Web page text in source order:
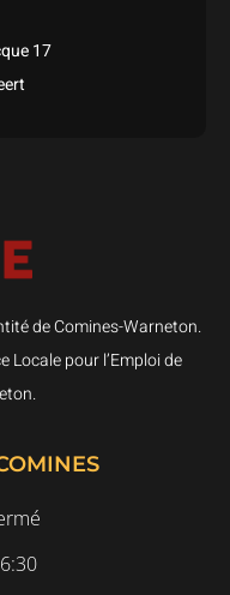
17
de Comines-Warneton.
Locale pour l’Emploi de